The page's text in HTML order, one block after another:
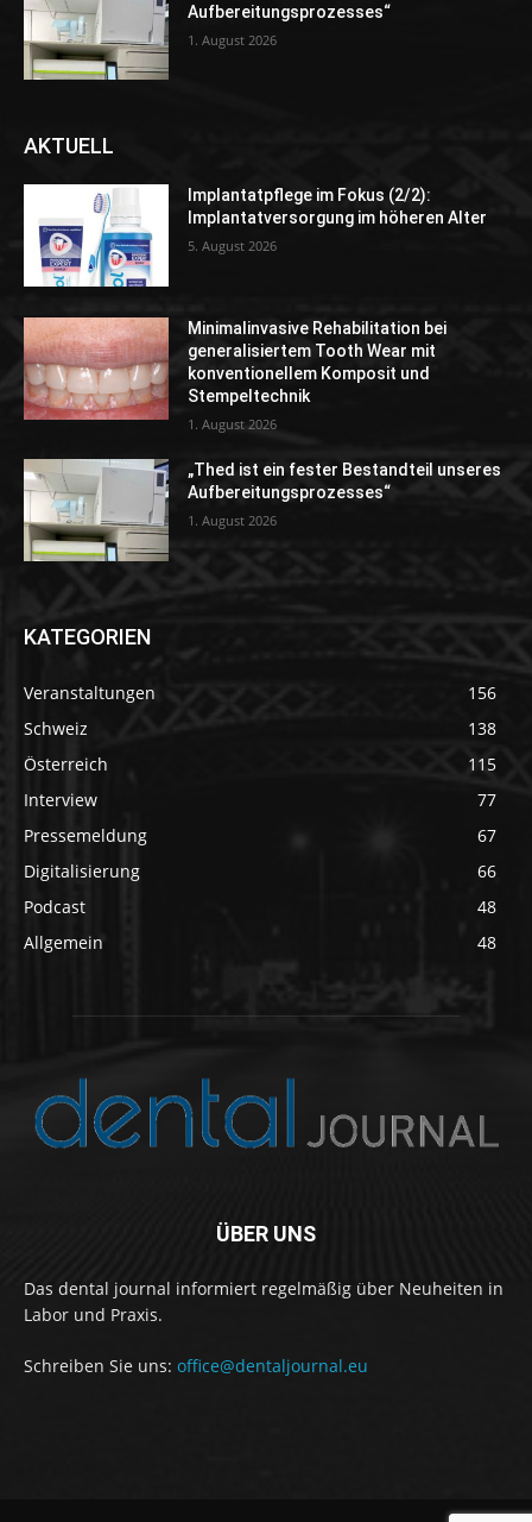
Aufbereitungsprozesses“
1. August 2026
AKTUELL
Implantatpflege im Fokus (2/2):
Implantatversorgung im höheren Alter
5. August 2026
Minimalinvasive Rehabilitation bei
generalisiertem Tooth Wear mit
konventionellem Komposit und
Stempeltechnik
1. August 2026
„Thed ist ein fester Bestandteil unseres
Aufbereitungsprozesses“
1. August 2026
KATEGORIEN
Veranstaltungen
156
Schweiz
138
Österreich
115
Interview
77
Pressemeldung
67
Digitalisierung
66
Podcast
48
Allgemein
48
ÜBER UNS
Das dental journal informiert regelmäßig über Neuheiten in
Labor und Praxis.
Schreiben Sie uns: office@dentaljournal.eu